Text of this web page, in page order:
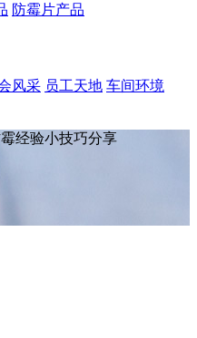
防霉片产品
风采 员工天地 车间环境
经验小技巧分享